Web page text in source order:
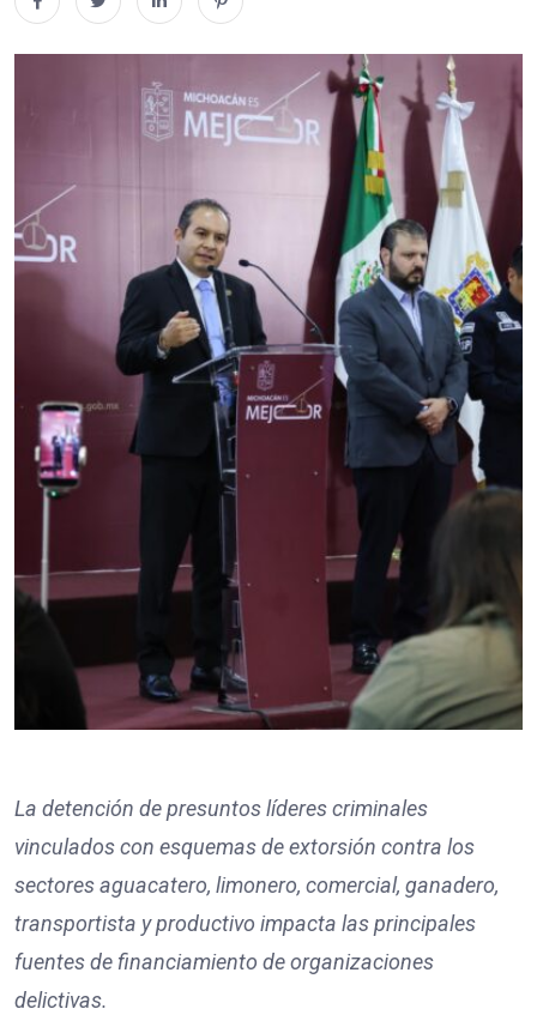
La detención de presuntos líderes criminales
vinculados con esquemas de extorsión contra los
sectores aguacatero, limonero, comercial, ganadero,
transportista y productivo impacta las principales
fuentes de financiamiento de organizaciones
delictivas.